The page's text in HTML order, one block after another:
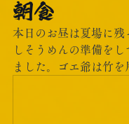
朝食
本日のお昼は夏場に
しそうめんの準備を
ました。ゴエ爺は竹